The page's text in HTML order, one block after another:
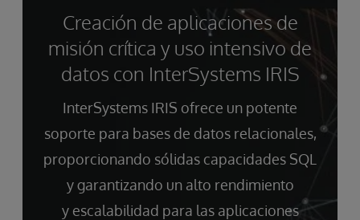
Creación de aplicaciones de
misión crítica y uso intensivo de
datos con InterSystems IRIS
InterSystems IRIS ofrece un potente
soporte para bases de datos relacionales,
proporcionando sólidas capacidades SQL
y garantizando un alto rendimiento
y escalabilidad para las aplicaciones